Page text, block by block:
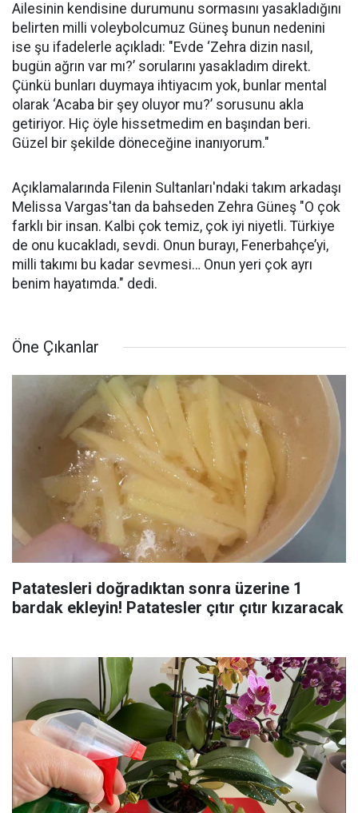
Ailesinin kendisine durumunu sormasını yasakladığını
belirten milli voleybolcumuz Güneş bunun nedenini
ise şu ifadelerle açıkladı: "Evde ‘Zehra dizin nasıl,
bugün ağrın var mı?’ sorularını yasakladım direkt.
Çünkü bunları duymaya ihtiyacım yok, bunlar mental
olarak ‘Acaba bir şey oluyor mu?’ sorusunu akla
getiriyor. Hiç öyle hissetmedim en başından beri.
Güzel bir şekilde döneceğine inanıyorum."
Açıklamalarında Filenin Sultanları'ndaki takım arkadaşı
Melissa Vargas'tan da bahseden Zehra Güneş "O çok
farklı bir insan. Kalbi çok temiz, çok iyi niyetli. Türkiye
de onu kucakladı, sevdi. Onun burayı, Fenerbahçe’yi,
milli takımı bu kadar sevmesi… Onun yeri çok ayrı
benim hayatımda." dedi.
Öne Çıkanlar
Patatesleri doğradıktan sonra üzerine 1
bardak ekleyin! Patatesler çıtır çıtır kızaracak